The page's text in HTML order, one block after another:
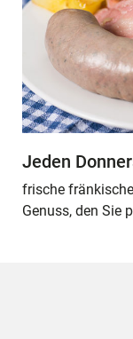
Jeden
frische
Genuss, den Sie